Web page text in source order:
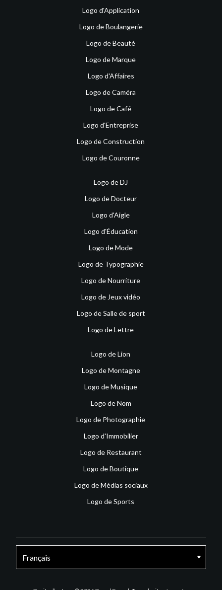
Logo d'Application
Logo de Boulangerie
Logo de Beauté
Logo de Marque
Logo d'Affaires
Logo de Caméra
Logo de Café
Logo d'Entreprise
Logo de Construction
Logo de Couronne
Logo de DJ
Logo de Docteur
Logo d'Aigle
Logo d'Éducation
Logo de Mode
Logo de Typographie
Logo de Nourriture
Logo de Jeux vidéo
Logo de Salle de sport
Logo de Lettre
Logo de Lion
Logo de Montagne
Logo de Musique
Logo de Nom
Logo de Photographie
Logo d'Immobilier
Logo de Restaurant
Logo de Boutique
Logo de Médias sociaux
Logo de Sports